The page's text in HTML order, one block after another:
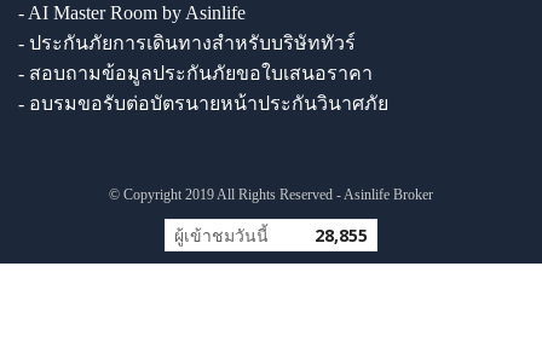
- AI Master Room by Asinlife
- ประกันภัยการเดินทางสำหรับบริษัททัวร์
- สอบถามข้อมูลประกันภัยขอใบเสนอราคา
- อบรมขอรับต่อบัตรนายหน้าประกันวินาศภัย
© Copyright 2019 All Rights Reserved - Asinlife Broker
ผู้เข้าชมวันนี้ 28,855